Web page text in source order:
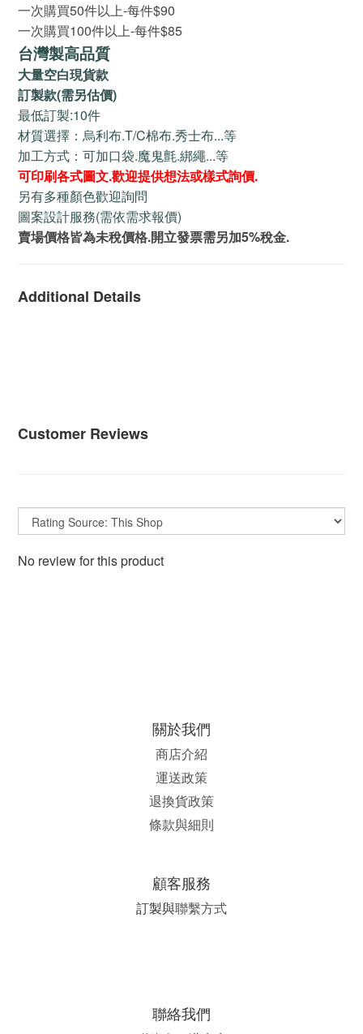
一次購買50件以上-每件$90
一次購買100件以上-每件$85
台灣製高品質
大量空白現貨款
訂製款(需另估價)
最低訂製:10件
材質選擇：烏利布.T/C棉布.秀士布...等
加工方式：可加口袋.魔鬼氈.綁繩...等
可印刷各式圖文.歡迎提供想法或樣式詢價.
另有多種顏色歡迎詢問
圖案設計服務(需依需求報價)
賣場價格皆為未稅價格.開立發票需另加5%稅金.
Additional Details
Customer Reviews
No review for this product
關於我們
商店介紹
運送政策
退換貨政策
條款與細則
顧客服務
訂製與聯繫方式
聯絡我們